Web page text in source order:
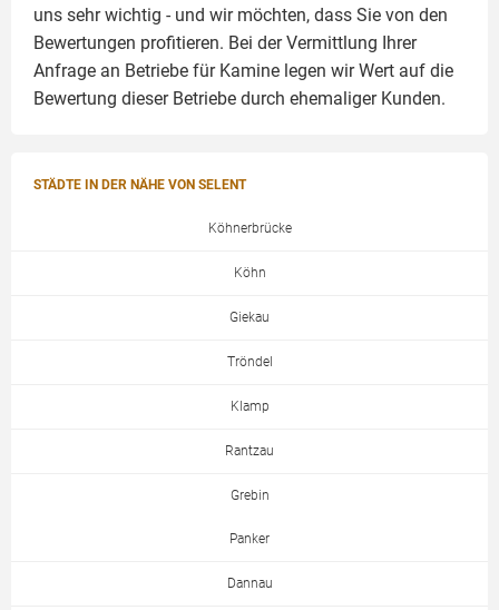
uns sehr wichtig - und wir möchten, dass Sie von den
Bewertungen profitieren. Bei der Vermittlung Ihrer
Anfrage an Betriebe für Kamine legen wir Wert auf die
Bewertung dieser Betriebe durch ehemaliger Kunden.
STÄDTE IN DER NÄHE VON SELENT
Köhnerbrücke
Köhn
Giekau
Tröndel
Klamp
Rantzau
Grebin
Panker
Dannau